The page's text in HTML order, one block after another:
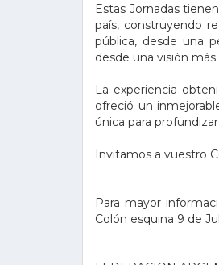
Estas Jornadas
país, construyendo
pública, desde una
desde una visión
La experiencia
ofreció un
única para
Invitamos a vuestro
Para mayor
Colón esquina 9 de